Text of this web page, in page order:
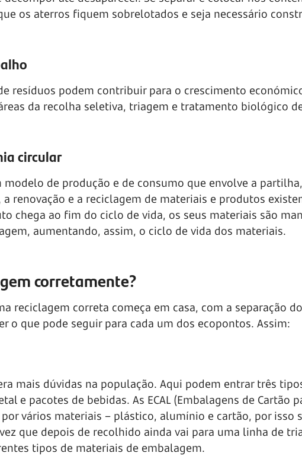
os aterros fiquem sobrelotados e seja necessário
resíduos podem contribuir para o crescimento
da recolha seletiva, triagem e tratamento biológico
circular
de produção e de consumo que envolve a
renovação e a reciclagem de materiais e produtos
chega ao fim do ciclo de vida, os seus materiais são
aumentando, assim, o ciclo de vida dos materiais.
corretamente?
reciclagem correta começa em casa, com a separação
o que pode seguir para cada um dos ecopontos. Assim:
mais dúvidas na população. Aqui podem entrar três
e pacotes de bebidas. As ECAL (Embalagens de Cartão
vários materiais – plástico, alumínio e cartão, por isso
que depois de recolhido ainda vai para uma linha de
tipos de materiais de embalagem.